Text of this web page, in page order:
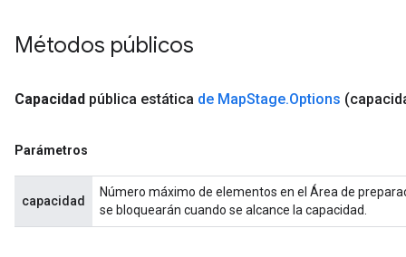
Métodos públicos
Capacidad pública estática de MapStage.Options
Parámetros
capacidad
Número máximo de elementos en el Área de
se bloquearán cuando se alcance la capacidad.